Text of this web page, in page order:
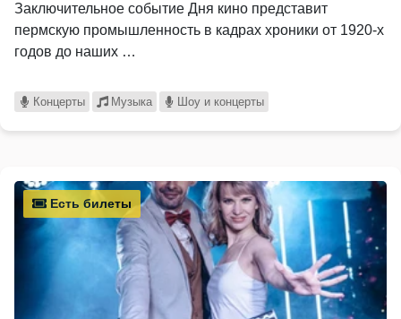
Заключительное событие Дня кино представит
пермскую промышленность в кадрах хроники от 1920-х
годов до наших …
Концерты Музыка Шоу и концерты
Есть билеты